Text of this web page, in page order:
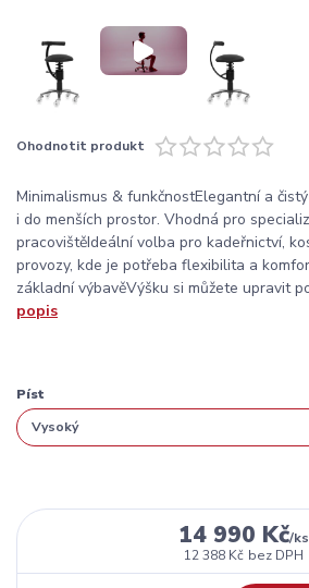
Ohodnotit produkt
Minimalismus & funkčnostElegantní a
i do menších prostor. Vhodná pro
pracovištěIdeální volba pro kadeřnictví,
provozy, kde je potřeba flexibilita a
základní výbavěVýšku si můžete upravit
popis
Píst
14 990 Kč/ks
12 388 Kč bez DPH